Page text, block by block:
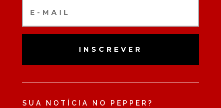
INSCREVER
SUA NOTÍCIA NO PEPPER?